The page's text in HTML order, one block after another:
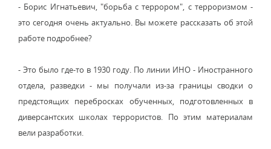
- Борис Игнатьевич, "борьба с террором", с терроризмом -
это сегодня очень актуально. Вы можете рассказать об этой
работе подробнее?
- Это было где-то в 1930 году. По линии ИНО - Иностранного
отдела, разведки - мы получали из-за границы сводки о
предстоящих перебросках обученных, подготовленных в
диверсантских школах террористов. По этим материалам
вели разработки.